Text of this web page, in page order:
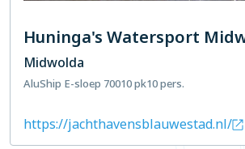
Huninga's Watersport
Midwolda
AluShip E-sloep 70010 pk10 pers.
https://jachthavensblauwestad.nl/